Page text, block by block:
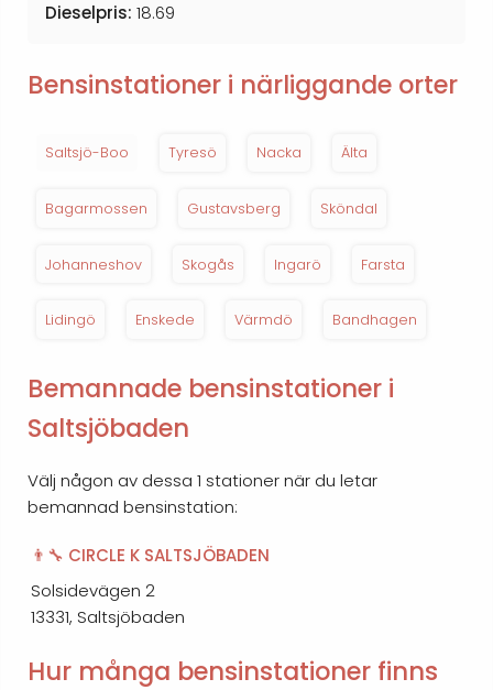
Dieselpris: 18.69
Bensinstationer i närliggande orter
Saltsjö-Boo Tyresö Nacka Älta
Bagarmossen Gustavsberg Sköndal
Johanneshov Skogås Ingarö Farsta
Lidingö Enskede Värmdö Bandhagen
Bemannade bensinstationer i
Saltsjöbaden
Välj någon av dessa 1 stationer när du letar
bemannad bensinstation:
👨‍🔧 CIRCLE K SALTSJÖBADEN
Solsidevägen 2
13331, Saltsjöbaden
Hur många bensinstationer finns